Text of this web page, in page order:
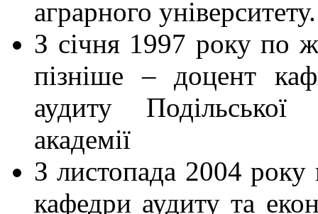
аграрного університету.
З січня 1997 року по
пізніше – доцент
аудиту Подільської
академії
З листопада 2004
кафедри аудиту та